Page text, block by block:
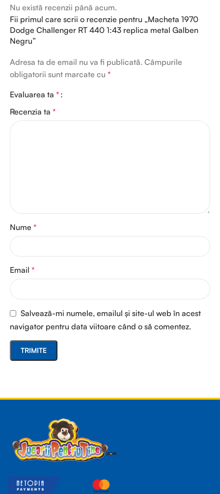
Nu există recenzii până acum.
Fii primul care scrii o recenzie pentru „Macheta 1970
Dodge Challenger RT 440 1:43 replica metal Galben
Negru”
Adresa ta de email nu va fi publicată. Câmpurile
obligatorii sunt marcate cu *
Evaluarea ta *
Recenzia ta *
Nume *
Email *
Salvează-mi numele, emailul și site-ul web în acest
navigator pentru data viitoare când o să comentez.